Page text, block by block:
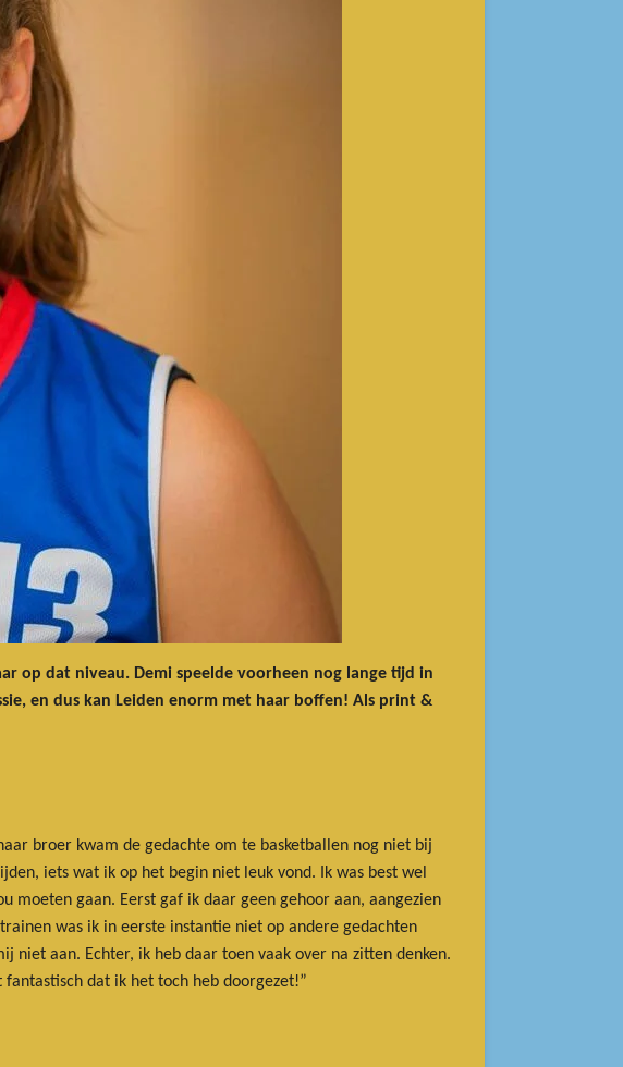
op dat niveau. Demi speelde voorheen nog lange tijd in
en dus kan Leiden enorm met haar boffen! Als print &
broer kwam de gedachte om te basketballen nog niet bij
iets wat ik op het begin niet leuk vond. Ik was best wel
gaan. Eerst gaf ik daar geen gehoor aan, aangezien
was ik in eerste instantie niet op andere gedachten
niet aan. Echter, ik heb daar toen vaak over na zitten denken.
fantastisch dat ik het toch heb doorgezet!”